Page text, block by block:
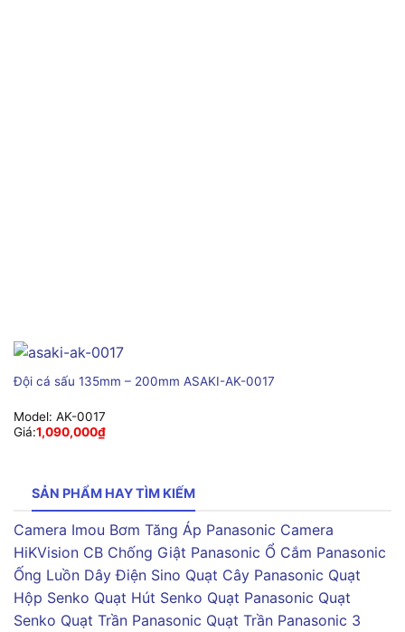
Đội cá sấu 135mm – 200mm ASAKI-AK-0017
Model: AK-0017
Giá:1,090,000₫
SẢN PHẨM HAY TÌM KIẾM
Camera Imou Bơm Tăng Áp Panasonic Camera
HiKVision CB Chống Giật Panasonic Ổ Cắm Panasonic
Ống Luồn Dây Điện Sino Quạt Cây Panasonic Quạt
Hộp Senko Quạt Hút Senko Quạt Panasonic Quạt
Senko Quạt Trần Panasonic Quạt Trần Panasonic 3